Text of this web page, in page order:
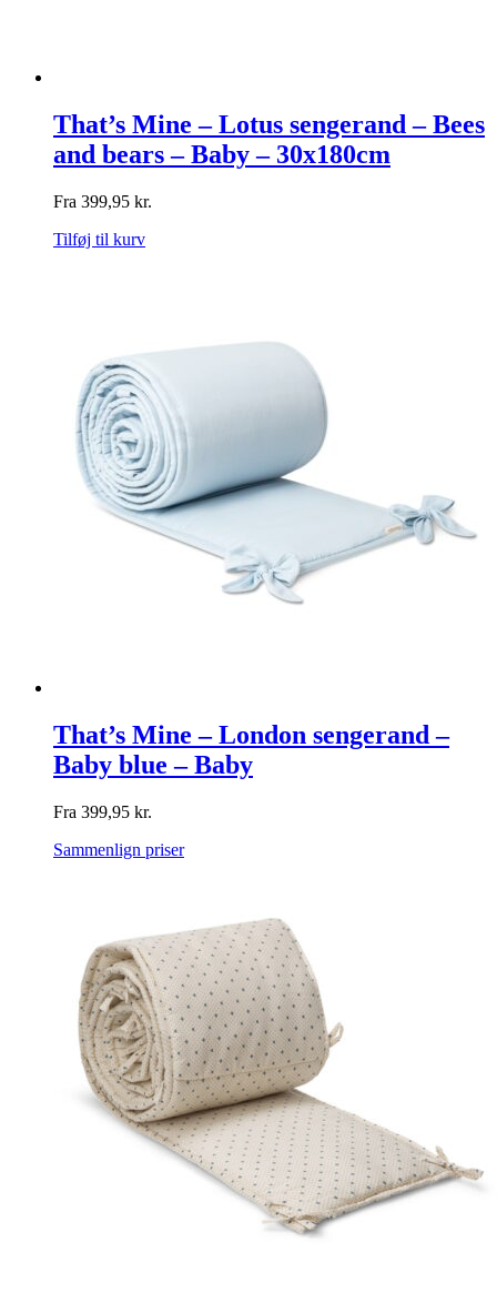
That’s Mine – Lotus sengerand – Bees
and bears – Baby – 30x180cm
Fra 399,95 kr.
Tilføj til kurv
That’s Mine – London sengerand –
Baby blue – Baby
Fra 399,95 kr.
Sammenlign priser